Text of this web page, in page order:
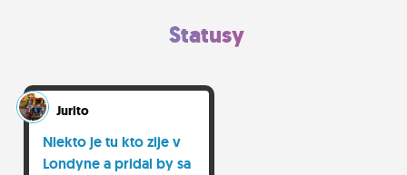
Statusy
Jurito
Niekto je tu kto zije v
Londyne a pridal by sa